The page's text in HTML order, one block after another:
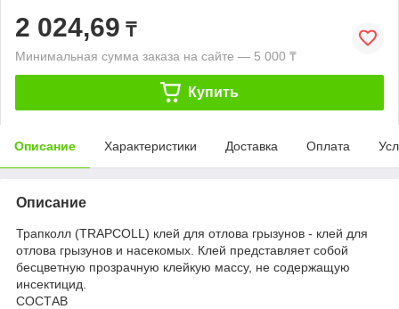
2 024,69 ₸
Минимальная сумма заказа на сайте — 5 000 ₸
Купить
Описание Характеристики Доставка Оплата
Описание
Трапколл (TRAPCOLL) клей для отлова грызунов - клей для
отлова грызунов и насекомых. Клей представляет собой
бесцветную прозрачную клейкую массу, не содержащую
инсектицид.
СОСТАВ